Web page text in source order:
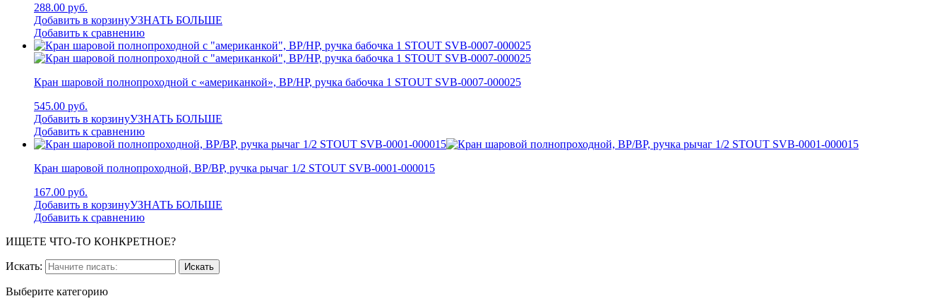
288.00 руб.
Добавить в корзинуУЗНАТЬ БОЛЬШЕ
Добавить к сравнению
Кран шаровой полнопроходной с «американкой», ВР/НР, ручка бабочка 1 STOUT SVB-0007-000025
545.00 руб.
Добавить в корзинуУЗНАТЬ БОЛЬШЕ
Добавить к сравнению
Кран шаровой полнопроходной, ВР/ВР, ручка рычаг 1/2 STOUT SVB-0001-000015
167.00 руб.
Добавить в корзинуУЗНАТЬ БОЛЬШЕ
Добавить к сравнению
ИЩЕТЕ ЧТО-ТО КОНКРЕТНОЕ?
Искать:
Выберите категорию